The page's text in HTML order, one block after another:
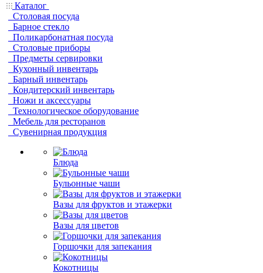
Каталог
Столовая посуда
Барное стекло
Поликарбонатная посуда
Столовые приборы
Предметы сервировки
Кухонный инвентарь
Барный инвентарь
Кондитерский инвентарь
Ножи и аксессуары
Технологическое оборудование
Мебель для ресторанов
Сувенирная продукция
Блюда
Бульонные чаши
Вазы для фруктов и этажерки
Вазы для цветов
Горшочки для запекания
Кокотницы